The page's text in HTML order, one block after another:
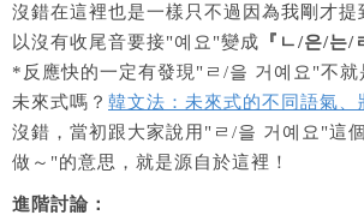
沒錯在這裡也是一樣只不過因為我剛才
以沒有收尾音要接"예요"變成 『ㄴ/은/는/
*反應快的一定有發現"ㄹ/을 거예요"不就
未來式嗎？ 韓文法：未來式的不同語氣、
沒錯，當初跟大家說用"ㄹ/을 거예요"這
做～"的意思，就是源自於這裡！
進階討論：